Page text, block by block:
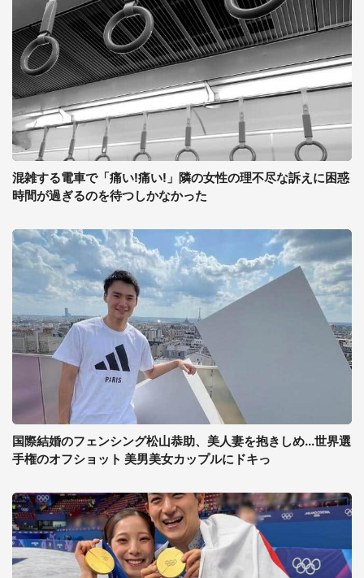
混雑する電車で「痛い!痛い!」隣の女性の理不尽な訴えに困惑
時間が過ぎるのを待つしかなかった
国際結婚のフェンシング松山恭助、美人妻を抱きしめ...世界選
手権のオフショット 美男美女カップルにドキっ